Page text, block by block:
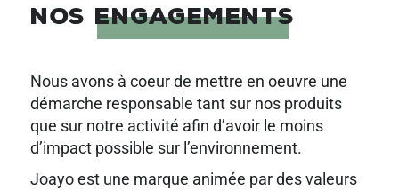
NOS ENGAGEMENTS
Nous avons à coeur de mettre en oeuvre une
démarche responsable tant sur nos produits
que sur notre activité afin d’avoir le moins
d’impact possible sur l’environnement.
Joayo est une marque animée par des valeurs